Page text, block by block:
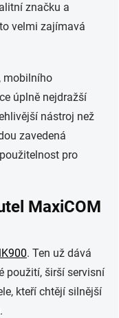
značku a
velmi zajímavá
mobilního
úplně nejdražší
nástroj než
zavedená
pro
MaxiCOM
. Ten už dává
použití, širší servisní
kteří chtějí silnější